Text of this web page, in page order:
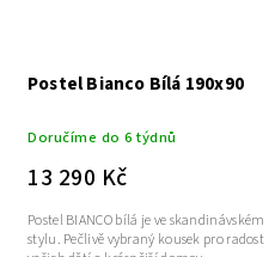
Postel Bianco Bílá 190x90
Doručíme do 6 týdnů
13 290 Kč
Postel BIANCO bílá je ve skandinávském
stylu. Pečlivě vybraný kousek pro radost